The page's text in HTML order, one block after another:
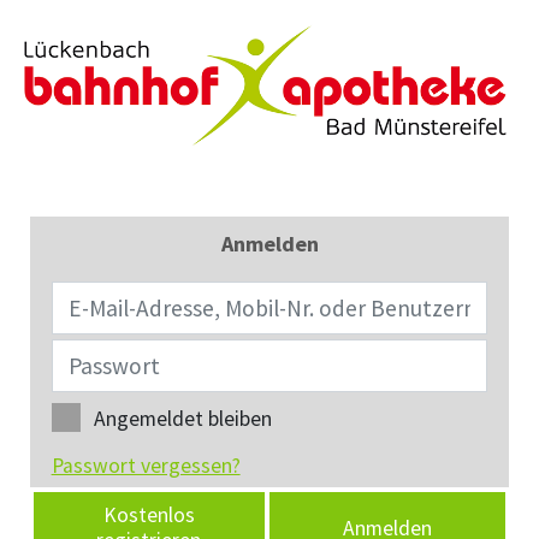
Anmelden
Angemeldet bleiben
Passwort vergessen?
Kostenlos
Anmelden